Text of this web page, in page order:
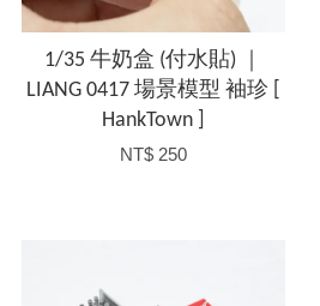
1/35 牛奶盒 (付水貼) ｜
LIANG 0417 場景模型 袖珍 [
HankTown ]
NT$ 250